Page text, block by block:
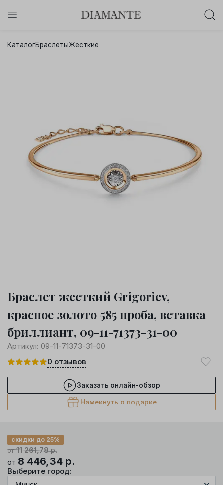
Осталось:
КаталогБраслетыЖесткие
Браслет жесткий Grigoriev,
красное золото 585 проба, вставка
бриллиант, 09-11-71373-31-00
Артикул: 09-11-71373-31-00
0 отзывов
Заказать онлайн-обзор
Намекнуть о подарке
от11 261,78р.
скидки до 25%
от 8 446,34 р.
Выберите город: